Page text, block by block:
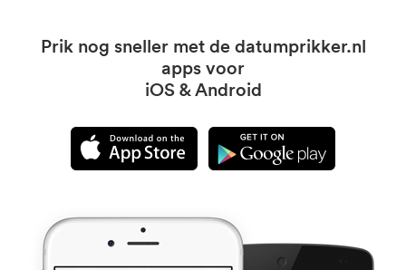
Prik nog sneller met de datumprikker.nl
apps voor
iOS & Android